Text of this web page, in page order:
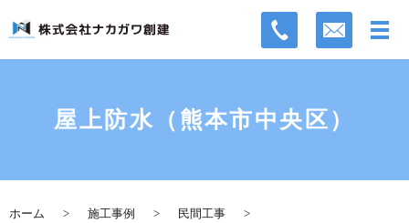
屋上防水（熊本市中央区）
ホーム 施工事例
民間工事